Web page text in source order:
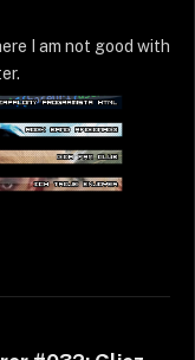
I am not good with